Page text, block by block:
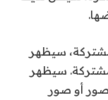
سيظهر
سيظهر
صور أو صور